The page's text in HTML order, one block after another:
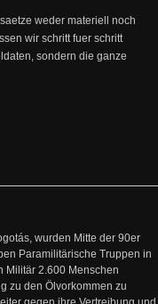
weder materiell noch
wir schritt fuer schritt
sondern die ganze
wurden Mitte der 90er
Paramilitärische Truppen in
Militär 2.600 Menschen
zu den Ölvorkommen zu